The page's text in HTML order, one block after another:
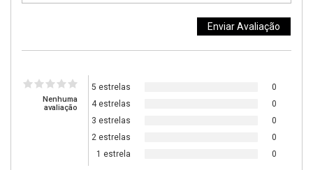
Nenhuma
avaliação
5 estrelas
0
4 estrelas
0
3 estrelas
0
2 estrelas
0
1 estrela
0